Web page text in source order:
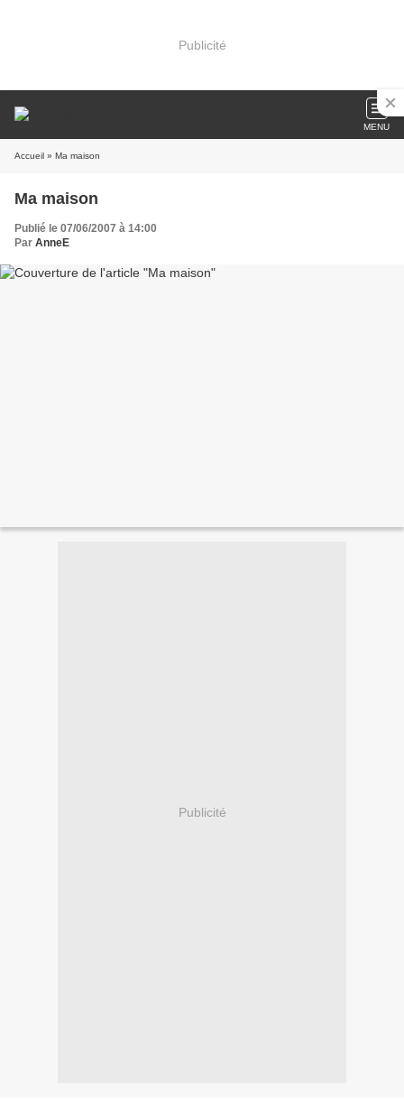
Publicité
MENU
Accueil » Ma maison
Ma maison
Publié le 07/06/2007 à 14:00
Par AnneE
Publicité